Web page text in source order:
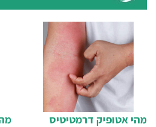
מהי אטופיק דרמטיטיס